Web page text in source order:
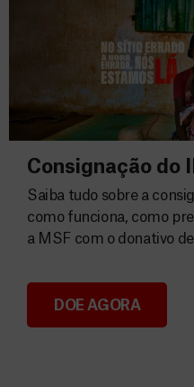
Consignação
Consignação do
Saiba tudo sobre a
como funciona, como
a MSF com o donativo de
DOE AGORA